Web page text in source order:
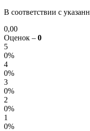
В соответствии с
0,00
Оценок – 0
5
0%
4
0%
3
0%
2
0%
1
0%